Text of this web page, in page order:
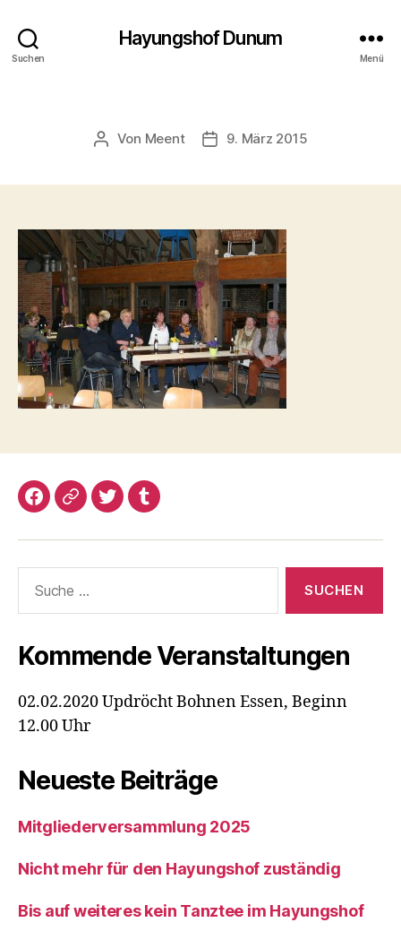
Suchen
Hayungshof Dunum
Menü
Beitragsautor
Von Meent Beitragsdatum
9. März 2015
Facebook
Google+TwitterTumblr
nach:
Kommende Veranstaltungen
02.02.2020 Updröcht Bohnen Essen, Beginn
12.00 Uhr
Neueste Beiträge
Mitgliederversammlung 2025
Nicht mehr für den Hayungshof zuständig
Bis auf weiteres kein Tanztee im Hayungshof